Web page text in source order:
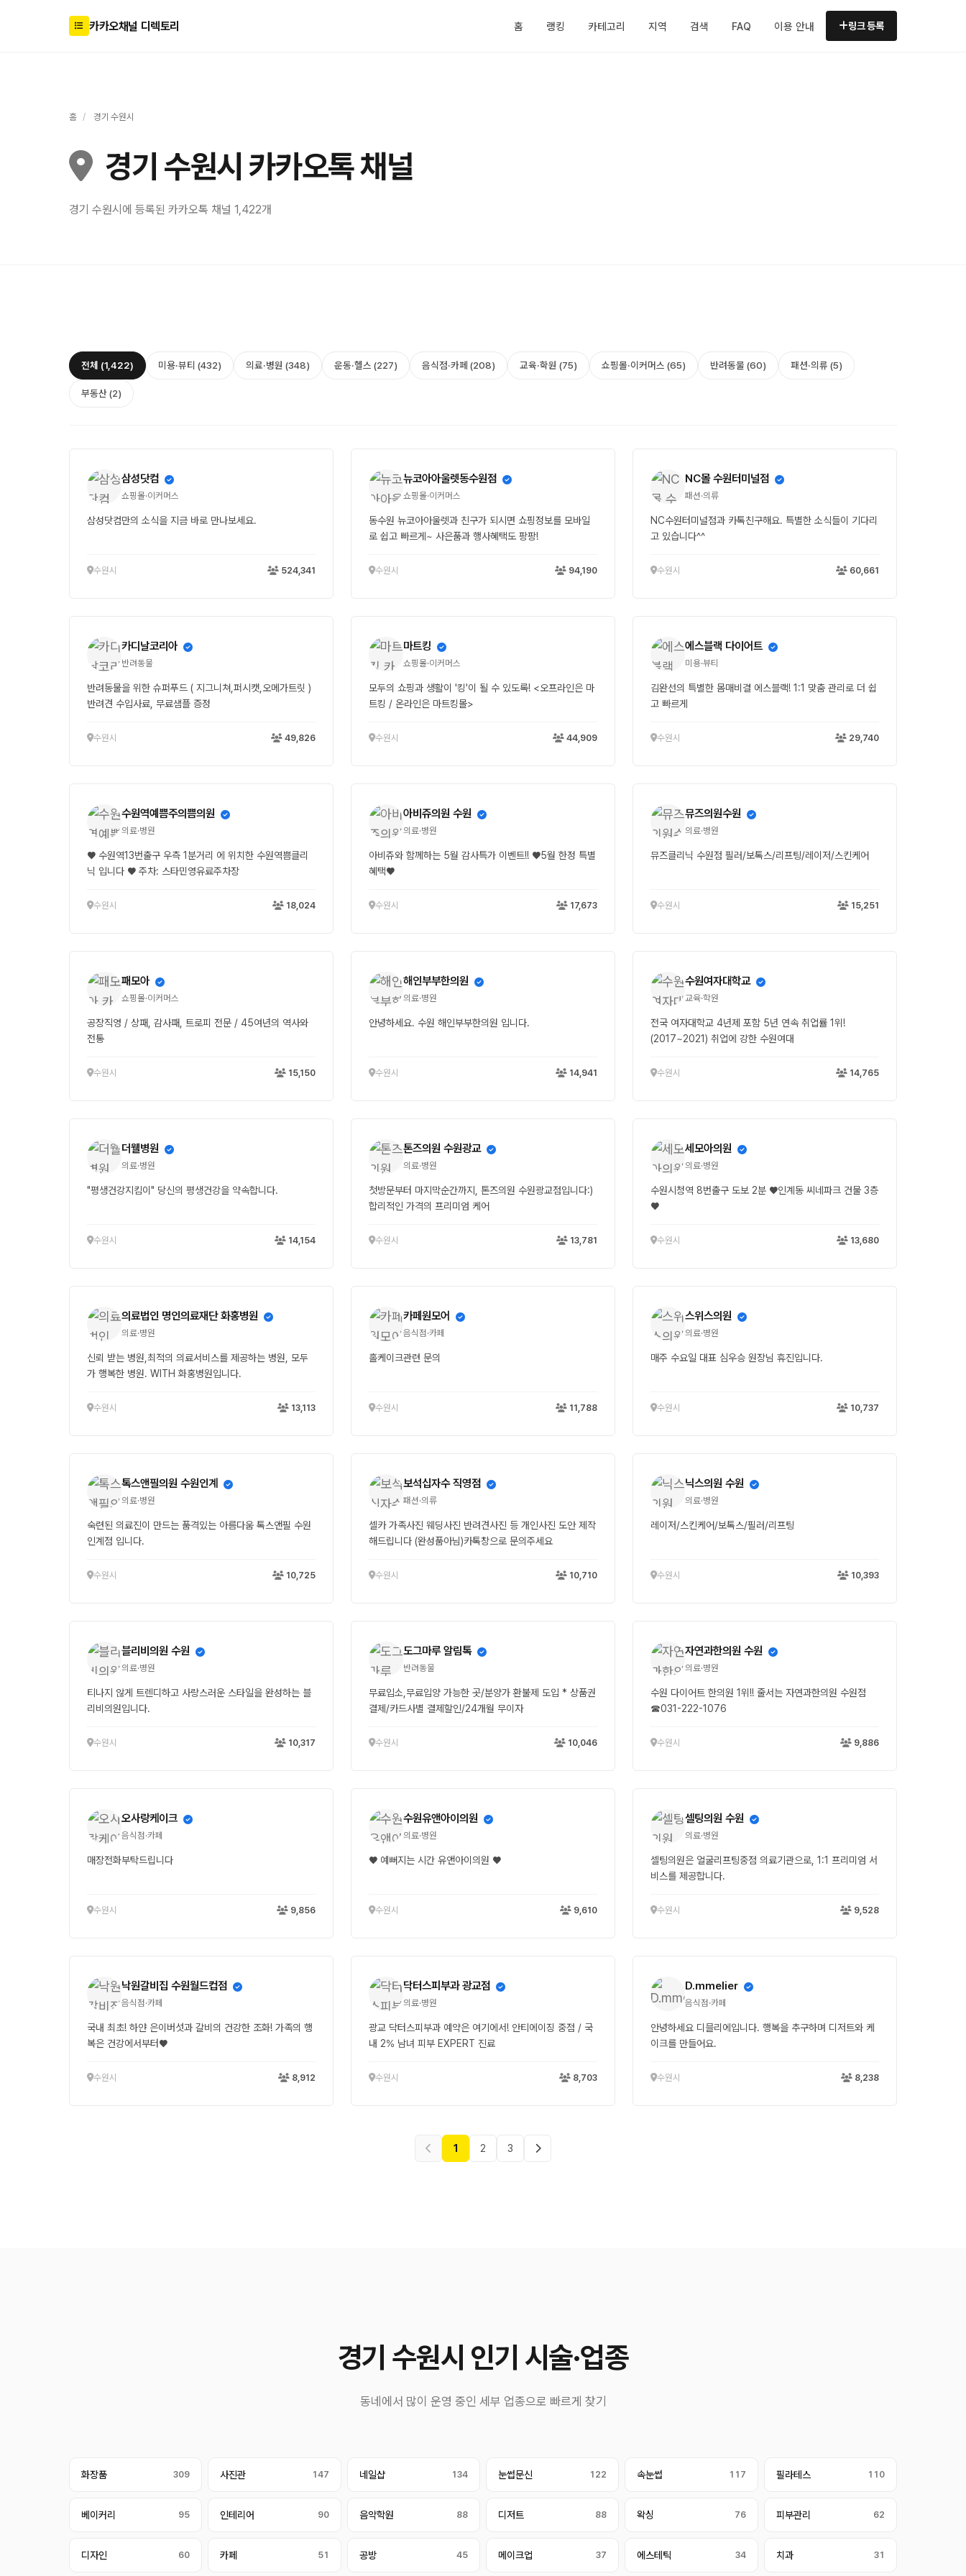
카카오채널 디렉토리 홈 랭킹 카테고리 지역 검색 FAQ 이용 안내 링크 등록
홈 / 경기 수원시
경기 수원시 카카오톡 채널
경기 수원시에 등록된 카카오톡 채널 1,422개
전체 (1,422) 미용·뷰티 (432) 의료·병원 (348) 운동·헬스 (227) 음식점·카페 (208) 교육·학원 (75) 쇼핑몰·이커머스 (65) 반려동물 (60) 패션·의류 (5)
부동산 (2)
삼성닷컴
쇼핑몰·이커머스
삼성닷컴만의 소식을 지금 바로 만나보세요.
수원시 524,341
뉴코아아울렛동수원점
쇼핑몰·이커머스
동수원 뉴코아아울렛과 친구가 되시면 쇼핑정보를 모바일
로 쉽고 빠르게~ 사은품과 행사혜택도 팡팡!
수원시 94,190
NC몰 수원터미널점
패션·의류
NC수원터미널점과 카톡친구해요. 특별한 소식들이 기다리
고 있습니다^^
수원시 60,661
카디날코리아
반려동물
반려동물을 위한 슈퍼푸드 ( 지그니쳐,퍼시캣,오메가트릿 )
반려견 수입사료, 무료샘플 증정
수원시 49,826
마트킹
쇼핑몰·이커머스
모두의 쇼핑과 생활이 '킹'이 될 수 있도록! <오프라인은 마
트킹 / 온라인은 마트킹몰>
수원시 44,909
에스블랙 다이어트
미용·뷰티
김완선의 특별한 몸매비결 에스블랙! 1:1 맞춤 관리로 더 쉽
고 빠르게
수원시 29,740
수원역예쁨주의쁨의원
의료·병원
♥ 수원역13번출구 우측 1분거리 에 위치한 수원역쁨클리
닉 입니다 ♥ 주차: 스타민영유료주차장
수원시 18,024
아비쥬의원 수원
의료·병원
아비쥬와 함께하는 5월 감사특가 이벤트!! ♥5월 한정 특별
혜택♥
수원시 17,673
뮤즈의원수원
의료·병원
뮤즈클리닉 수원점 필러/보톡스/리프팅/레이저/스킨케어
수원시 15,251
패모아
쇼핑몰·이커머스
공장직영 / 상패, 감사패, 트로피 전문 / 45여년의 역사와
전통
수원시 15,150
해인부부한의원
의료·병원
안녕하세요. 수원 해인부부한의원 입니다.
수원시 14,941
수원여자대학교
교육·학원
전국 여자대학교 4년제 포함 5년 연속 취업률 1위!
(2017~2021) 취업에 강한 수원여대
수원시 14,765
더웰병원
의료·병원
"평생건강지킴이" 당신의 평생건강을 약속합니다.
수원시 14,154
톤즈의원 수원광교
의료·병원
첫방문부터 마지막순간까지, 톤즈의원 수원광교점입니다:)
합리적인 가격의 프리미엄 케어
수원시 13,781
세모아의원
의료·병원
수원시청역 8번출구 도보 2분 ♥인계동 씨네파크 건물 3층
♥
수원시 13,680
의료법인 명인의료재단 화홍병원
의료·병원
신뢰 받는 병원,최적의 의료서비스를 제공하는 병원, 모두
가 행복한 병원. WITH 화홍병원입니다.
수원시 13,113
카페원모어
음식점·카페
홀케이크관련 문의
수원시 11,788
스위스의원
의료·병원
매주 수요일 대표 심우승 원장님 휴진입니다.
수원시 10,737
톡스앤필의원 수원인계
의료·병원
숙련된 의료진이 만드는 품격있는 아름다움 톡스앤필 수원
인계점 입니다.
수원시 10,725
보석십자수 직영점
패션·의류
셀카 가족사진 웨딩사진 반려견사진 등 개인사진 도안 제작
해드립니다 (완성품아님)카톡창으로 문의주세요
수원시 10,710
닉스의원 수원
의료·병원
레이저/스킨케어/보톡스/필러/리프팅
수원시 10,393
블리비의원 수원
의료·병원
티나지 않게 트렌디하고 사랑스러운 스타일을 완성하는 블
리비의원입니다.
수원시 10,317
도그마루 알림톡
반려동물
무료입소,무료입양 가능한 곳/분양가 환불제 도입 * 상품권
결제/카드사별 결제할인/24개월 무이자
수원시 10,046
자연과한의원 수원
의료·병원
수원 다이어트 한의원 1위!! 줄서는 자연과한의원 수원점
☎031-222-1076
수원시 9,886
오사랑케이크
음식점·카페
매장전화부탁드립니다
수원시 9,856
수원유앤아이의원
의료·병원
♥ 예뻐지는 시간 유앤아이의원 ♥
수원시 9,610
셀팅의원 수원
의료·병원
셀팅의원은 얼굴리프팅중점 의료기관으로, 1:1 프리미엄 서
비스를 제공합니다.
수원시 9,528
낙원갈비집 수원월드컵점
음식점·카페
국내 최초! 하얀 은이버섯과 갈비의 건강한 조화! 가족의 행
복은 건강에서부터♥
수원시 8,912
닥터스피부과 광교점
의료·병원
광교 닥터스피부과 예약은 여기에서! 안티에이징 중점 / 국
내 2% 남녀 피부 EXPERT 진료
수원시 8,703
D.mmelier
음식점·카페
안녕하세요 디믈리에입니다. 행복을 추구하며 디저트와 케
이크를 만들어요.
수원시 8,238
1 2 3
경기 수원시 인기 시술·업종
동네에서 많이 운영 중인 세부 업종으로 빠르게 찾기
화장품 309 사진관 147 네일샵 134 눈썹문신 122 속눈썹 117 필라테스 110
베이커리 95 인테리어 90 음악학원 88 디저트 88 왁싱 76 피부관리 62
디자인 60 카페 51 공방 45 메이크업 37 에스테틱 34 치과 31